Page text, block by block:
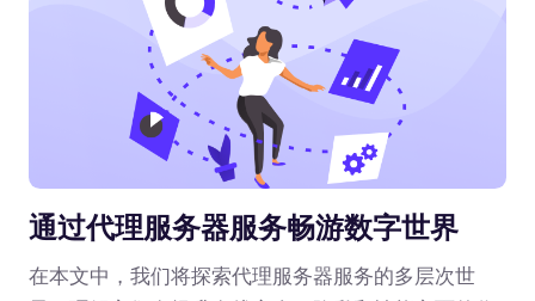
通过代理服务器服务畅游数字世界
在本文中，我们将探索代理服务器服务的多层次世